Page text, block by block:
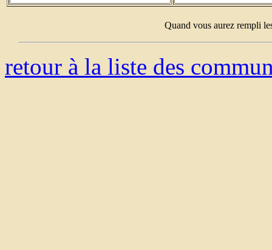
Quand vous aurez rempli
retour à la liste des